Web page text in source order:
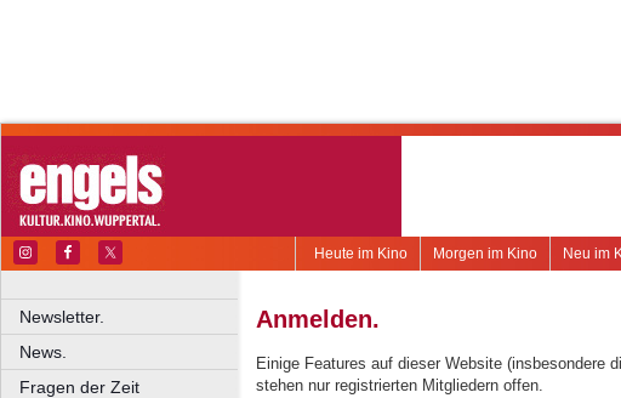
Neu im
Morgen im Kino
Heute im Kino
Newsletter.
News.
Fragen der Zeit
Anmelden.
Einige Features auf dieser Website (insbesondere
stehen nur registrierten Mitgliedern offen.